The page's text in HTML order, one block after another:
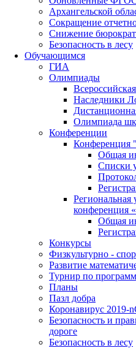
Архангельской
Сокращение
Снижение
Безопасность в лесу
Обучающимся
ГИА
Олимпиады
Наследники
Олимпиада
Конференции
Конференция
Общая
Списки
Региональная
конференция
Общая
Конкурсы
Физкультурно -
Развитие
Турнир по
Планы
Пазл добра
Коронавирус 2019-
Безопасность и
дороге
Безопасность в лесу